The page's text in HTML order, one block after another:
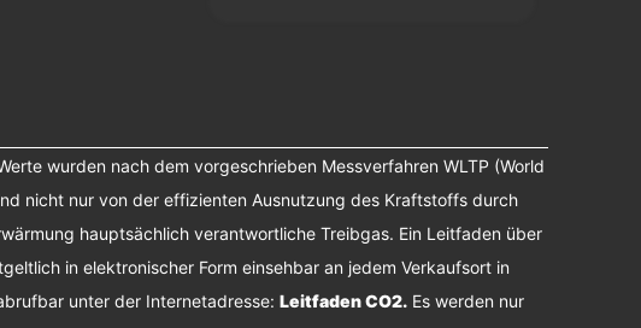
wurden nach dem vorgeschrieben Messverfahren WLTP (World
nicht nur von der effizienten Ausnutzung des Kraftstoffs durch
hauptsächlich verantwortliche Treibgas. Ein Leitfaden über
in elektronischer Form einsehbar an jedem Verkaufsort in
unter der Internetadresse: Leitfaden CO2. Es werden nur